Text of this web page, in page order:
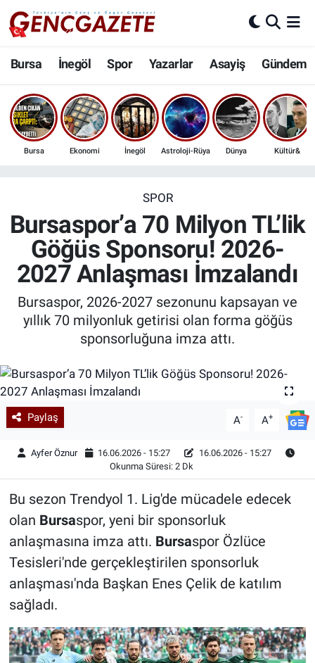
Bursa İnegöl Spor Yazarlar Asayiş Gündem
Bursa Ekonomi İnegöl Astroloji-Rüya Dünya Kültür&
SPOR
Bursaspor’a 70 Milyon TL’lik
Göğüs Sponsoru! 2026-
2027 Anlaşması İmzalandı
Bursaspor, 2026-2027 sezonunu kapsayan ve
yıllık 70 milyonluk getirisi olan forma göğüs
sponsorluğuna imza attı.
Paylaş A- A+
Ayfer Öznur 16.06.2026 - 15:27
16.06.2026 - 15:27
Okunma Süresi: 2 Dk
Bu sezon Trendyol 1. Lig'de mücadele edecek
olan Bursaspor, yeni bir sponsorluk
anlaşmasına imza attı. Bursaspor Özlüce
Tesisleri'nde gerçekleştirilen sponsorluk
anlaşması'nda Başkan Enes Çelik de katılım
sağladı.
Bursa
İnegöl
3.SAYFA
Ekonomi
Güncel
İnanç
Kadın & Aile
Kültür & Sanat
Sağlık
Siyaset
Yazarlar
Astroloji-Rüya
Nöbetçi Eczaneler
Hava Durumu
Trafik Durumu
Son Dakika Haberleri
Haber Arşivi